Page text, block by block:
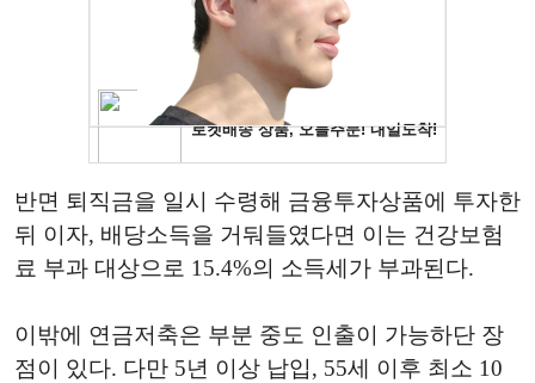
반면 퇴직금을 일시 수령해 금융투자상품에 투자한
뒤 이자, 배당소득을 거둬들였다면 이는 건강보험
료 부과 대상으로 15.4%의 소득세가 부과된다.
이밖에 연금저축은 부분 중도 인출이 가능하단 장
점이 있다. 다만 5년 이상 납입, 55세 이후 최소 10